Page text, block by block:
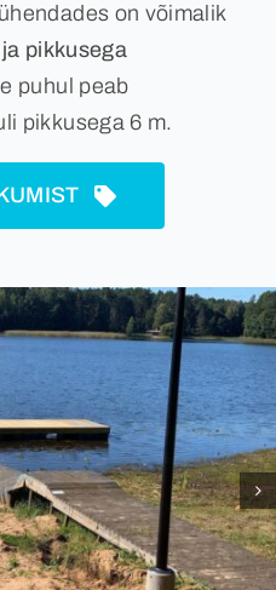
on võimalik
pikkusega
puhul peab
pikkusega 6 m.